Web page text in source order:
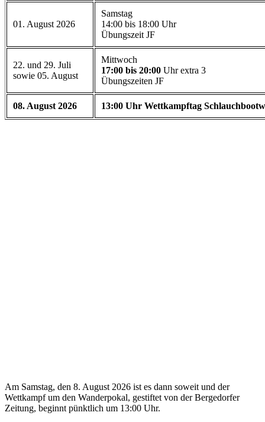
01. August 2026
Samstag
14:00 bis 18:00 Uhr
Übungszeit JF
22. und 29. Juli
sowie 05. August
Mittwoch
17:00 bis 20:00 Uhr extra 3
Übungszeiten JF
08. August 2026 13:00 Uhr Wettkampftag
Am Samstag, den 8. August 2026 ist es dann soweit und der
Wettkampf um den Wanderpokal, gestiftet von der Bergedorfer
Zeitung, beginnt pünktlich um 13:00 Uhr.